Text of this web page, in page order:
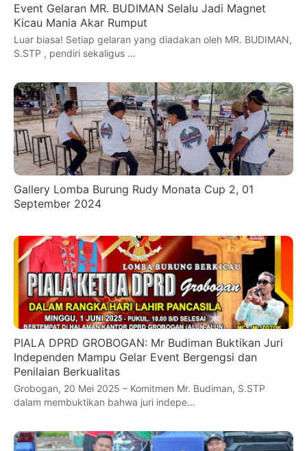
Event Gelaran MR. BUDIMAN Selalu Jadi Magnet
Kicau Mania Akar Rumput
Luar biasa! Setiap gelaran yang diadakan oleh MR. BUDIMAN,
S.STP , pendiri sekaligus …
Gallery Lomba Burung Rudy Monata Cup 2, 01
September 2024
PIALA DPRD GROBOGAN: Mr Budiman Buktikan Juri
Independen Mampu Gelar Event Bergengsi dan
Penilaian Berkualitas
Grobogan, 20 Mei 2025 – Komitmen Mr. Budiman, S.STP
dalam membuktikan bahwa juri indepe…